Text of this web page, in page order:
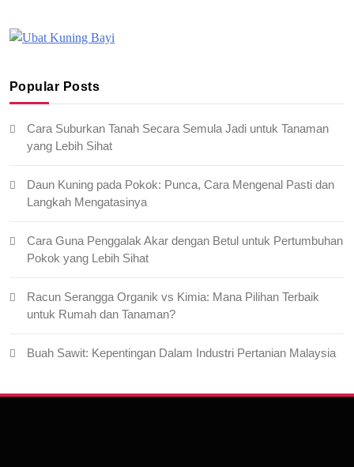
Popular Posts
Cara Suburkan Tanah Secara Semula Jadi untuk Tanaman
yang Lebih Sihat
Daun Kuning pada Pokok: Punca, Cara Mengenal Pasti dan
Langkah Mengatasinya
Cara Guna Penggalak Akar dengan Betul untuk Pertumbuhan
Pokok yang Lebih Sihat
Racun Serangga Organik vs Kimia: Mana Pilihan Terbaik
untuk Rumah dan Tanaman?
Buah Sawit: Kepentingan Dalam Industri Pertanian Malaysia